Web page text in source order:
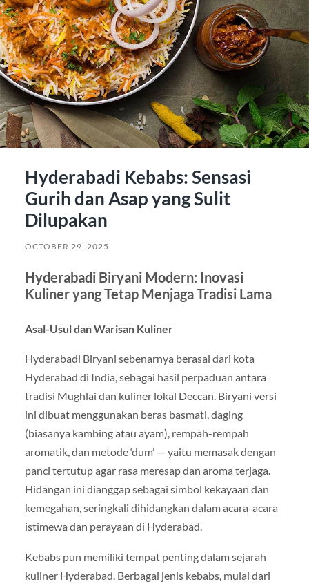
Hyderabadi Kebabs: Sensasi
Gurih dan Asap yang Sulit
Dilupakan
OCTOBER 29, 2025
Hyderabadi Biryani Modern: Inovasi
Kuliner yang Tetap Menjaga Tradisi Lama
Asal-Usul dan Warisan Kuliner
Hyderabadi Biryani sebenarnya berasal dari kota
Hyderabad di India, sebagai hasil perpaduan antara
tradisi Mughlai dan kuliner lokal Deccan. Biryani versi
ini dibuat menggunakan beras basmati, daging
(biasanya kambing atau ayam), rempah-rempah
aromatik, dan metode ‘dum’ — yaitu memasak dengan
panci tertutup agar rasa meresap dan aroma terjaga.
Hidangan ini dianggap sebagai simbol kekayaan dan
kemegahan, seringkali dihidangkan dalam acara-acara
istimewa dan perayaan di Hyderabad.
Kebabs pun memiliki tempat penting dalam sejarah
kuliner Hyderabad. Berbagai jenis kebabs, mulai dari